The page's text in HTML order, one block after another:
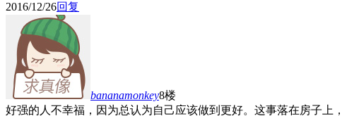
2016/12/26回复
bananamonkey8楼
好强的人不幸福，因为总认为自己应该做到更好。这事落在房子上